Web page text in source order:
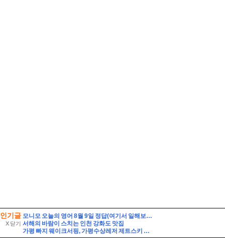
인기글
X 닫기
모니모 오늘의 영어 8월 9일 정답(여기서 일해보는 게 제 꿈이에요. 여기서 일하고 싶었어요. 승진하기를 바랍니다)
서해의 바람이 스치는 인천 강화도 맛집
가평 빠지 웨이크서핑, 가평수상레저 제트스키 핫플